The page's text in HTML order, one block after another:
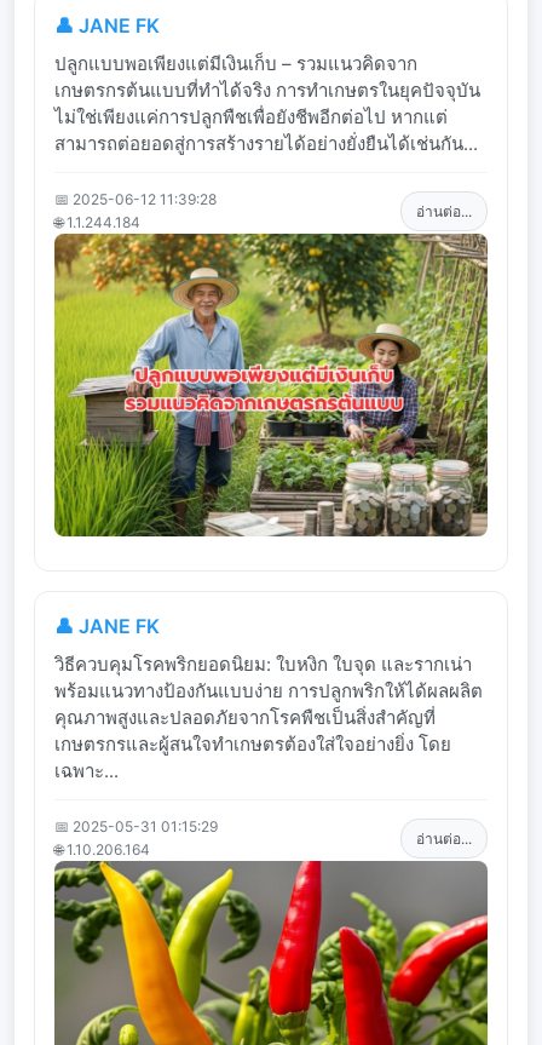
👤 JANE FK
ปลูกแบบพอเพียงแต่มีเงินเก็บ – รวมแนวคิดจาก
เกษตรกรต้นแบบที่ทำได้จริง การทำเกษตรในยุคปัจจุบัน
ไม่ใช่เพียงแค่การปลูกพืชเพื่อยังชีพอีกต่อไป หากแต่
สามารถต่อยอดสู่การสร้างรายได้อย่างยั่งยืนได้เช่นกัน...
📅 2025-06-12 11:39:28
🌐 1.1.244.184
อ่านต่อ...
👤 JANE FK
วิธีควบคุมโรคพริกยอดนิยม: ใบหงิก ใบจุด และรากเน่า
พร้อมแนวทางป้องกันแบบง่าย การปลูกพริกให้ได้ผลผลิต
คุณภาพสูงและปลอดภัยจากโรคพืชเป็นสิ่งสำคัญที่
เกษตรกรและผู้สนใจทำเกษตรต้องใส่ใจอย่างยิ่ง โดย
เฉพาะ...
📅 2025-05-31 01:15:29
🌐 1.10.206.164
อ่านต่อ...